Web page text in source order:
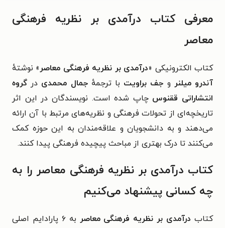
معرفی کتاب درآمدی بر نظریه فرهنگی
معاصر
کتاب الکترونیکی «درآمدی بر نظریه فرهنگی معاصر» نوشتهٔ
آندرو میلنر و جف براویت با ترجمهٔجمال محمدی در گروه
انتشاراتی ققنوس چاپ شده است. نویسندگان در این اثر
تاریخچه‌ای از تحولات فرهنگی و نظریه‌های مرتبط با آن ارائه
می‌دهند و به دانشجویان و علاقه‌مندان به این حوزه کمک
می‌کنند تا درک بهتری از مباحث پیچیده فرهنگی پیدا کنند.
کتاب درآمدی بر نظریه فرهنگی معاصر را به
چه کسانی پیشنهاد می‌کنیم
کتاب درآمدی بر نظریه فرهنگی معاصر
به ۶ پارادایم اصلی